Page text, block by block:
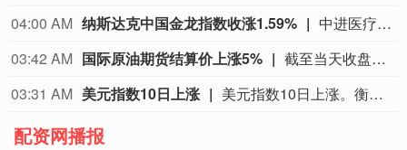
03:24 AM 现货白银突破66美元/盎司，日内涨3.92%。
03:22 AM JBS股票恢复交易，下跌5%。
JBS股票恢复交易，下跌5%。
03:21 AM 现货黄金日内涨1%，现报4384.71美元/盎司。
配资网播报